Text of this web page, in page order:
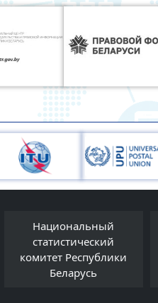
Национальный
статистический
комитет Республики
Беларусь